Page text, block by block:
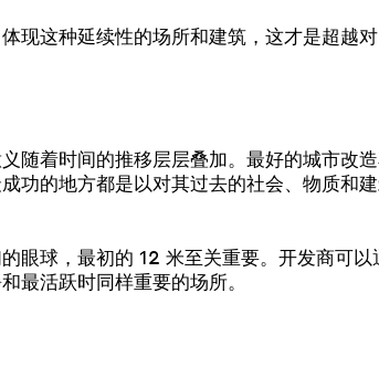
现这种延续性的场所和建筑，这才是超越
随着时间的推移层层叠加。最好的城市改
功的地方都是以对其过去的社会、物质和
眼球，最初的 12 米至关重要。开发商可
最活跃时同样重要的场所。